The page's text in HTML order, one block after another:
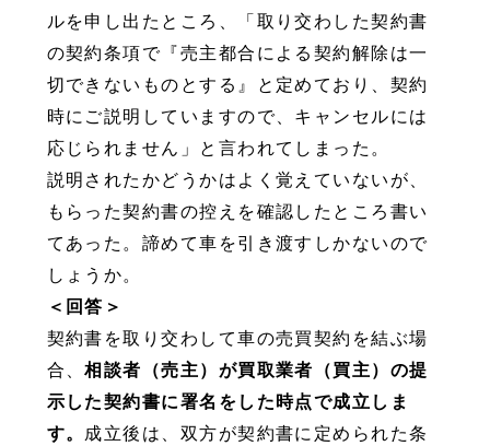
ルを申し出たところ、「取り交わした契約書
の契約条項で『売主都合による契約解除は一
切できないものとする』と定めており、契約
時にご説明していますので、キャンセルには
応じられません」と言われてしまった。
説明されたかどうかはよく覚えていないが、
もらった契約書の控えを確認したところ書い
てあった。諦めて車を引き渡すしかないので
しょうか。
＜回答＞
契約書を取り交わして車の売買契約を結ぶ場
合、相談者（売主）が買取業者（買主）の提
示した契約書に署名をした時点で成立しま
す。 成立後は、双方が契約書に定められた条